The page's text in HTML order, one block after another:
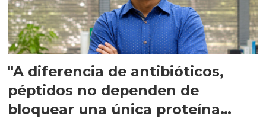
"A diferencia de antibióticos,
péptidos no dependen de
bloquear una única proteína